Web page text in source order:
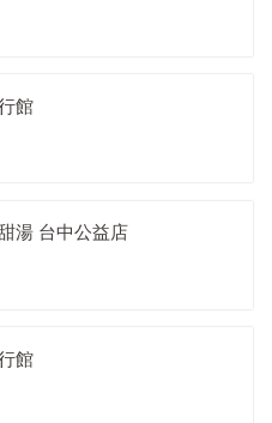
館
湯 台中公益店
館